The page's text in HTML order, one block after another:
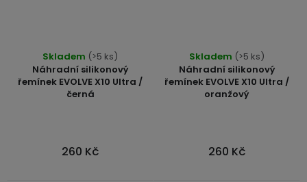
Náhradní silikonový
řemínek EVOLVE X10 Ultra /
černá
hodnocení
produktu
je
5
Skladem (>5 ks)
260 Kč
Náhradní silikonový
řemínek EVOLVE X10 Ultra /
oranžový
Skladem (>5 ks)
260 Kč